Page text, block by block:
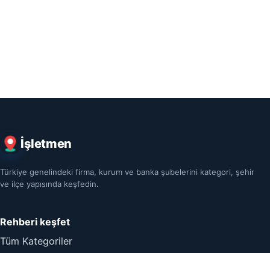
İşletmen
Türkiye genelindeki firma, kurum ve banka şubelerini kategori, şehir
ve ilçe yapısında keşfedin.
Rehberi keşfet
Tüm Kategoriler